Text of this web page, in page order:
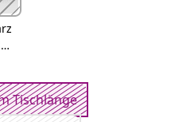
Tischlänge